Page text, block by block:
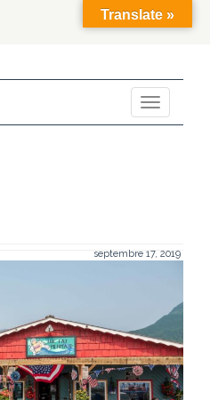
Toggle
navigation
septembre 17, 2019
Translate »